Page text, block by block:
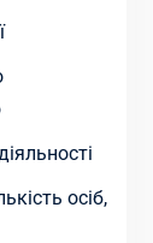
осіб,